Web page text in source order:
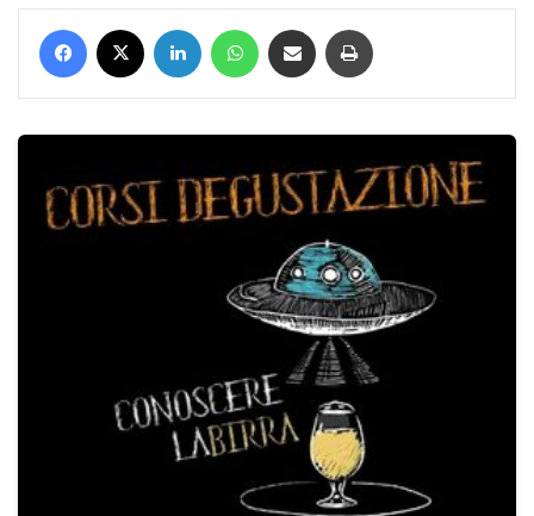
Facebook LinkedIn WhatsApp Condividi via mail